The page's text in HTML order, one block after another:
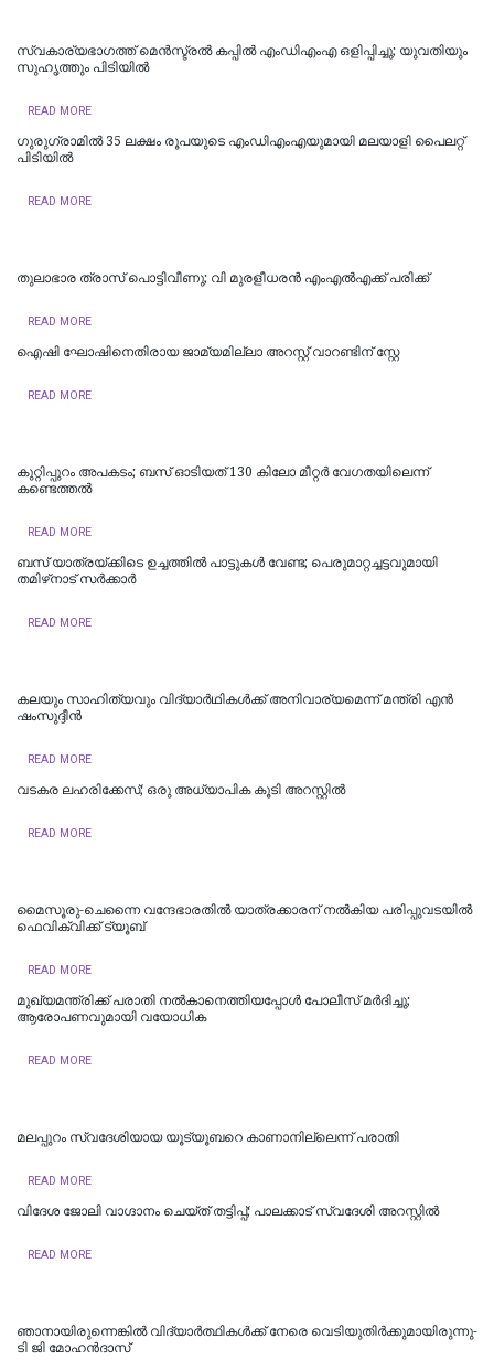
സ്വകാര്യഭാഗത്ത് മെൻസ്ട്രൽ കപ്പിൽ എംഡിഎംഎ ഒളിപ്പിച്ചു; യുവതിയും
സുഹൃത്തും പിടിയിൽ
READ MORE
ഗുരുഗ്രാമിൽ 35 ലക്ഷം രൂപയുടെ എംഡിഎംഎയുമായി മലയാളി പൈലറ്റ്
പിടിയില്‍
READ MORE
തുലാഭാര ത്രാസ് പൊട്ടിവീണു; വി മുരളീധരന്‍ എംഎല്‍എക്ക് പരിക്ക്
READ MORE
ഐഷി ഘോഷിനെതിരായ ജാമ്യമില്ലാ അറസ്റ്റ് വാറണ്ടിന് സ്റ്റേ
READ MORE
കുറ്റിപ്പുറം അപകടം; ബസ് ഓടിയത് 130 കിലോ മീറ്റർ വേഗതയിലെന്ന്
കണ്ടെത്തൽ
READ MORE
ബസ് യാത്രയ്ക്കിടെ ഉച്ചത്തിൽ പാട്ടുകൾ വേണ്ട; പെരുമാറ്റച്ചട്ടവുമായി
തമിഴ്‌നാട് സര്‍ക്കാര്‍
READ MORE
കലയും സാഹിത്യവും വിദ്യാർഥികൾക്ക് അനിവാര്യമെന്ന് മന്ത്രി എൻ
ഷംസുദ്ദീൻ
READ MORE
വടകര ലഹരിക്കേസ്; ഒരു അധ്യാപിക കൂടി അറസ്റ്റില്‍
READ MORE
മൈസൂരു-ചെന്നൈ വന്ദേഭാരതില്‍ യാത്രക്കാരന് നല്‍കിയ പരിപ്പുവടയില്‍
ഫെവിക്വിക്ക് ട്യൂബ്
READ MORE
മുഖ്യമന്ത്രിക്ക് പരാതി നൽകാനെത്തിയപ്പോൾ പോലീസ് മർദിച്ചു;
ആരോപണവുമായി വയോധിക
READ MORE
മലപ്പുറം സ്വദേശിയായ യൂട്യൂബറെ കാണാനില്ലെന്ന് പരാതി
READ MORE
വിദേശ ജോലി വാഗ്ദാനം ചെയ്ത് തട്ടിപ്പ്; പാലക്കാട് സ്വദേശി അറസ്റ്റിൽ
READ MORE
ഞാനായിരുന്നെങ്കില്‍ വിദ്യാര്‍ത്ഥികള്‍ക്ക് നേരെ വെടിയുതിര്‍ക്കുമായിരുന്നു-
ടി ജി മോഹൻദാസ്